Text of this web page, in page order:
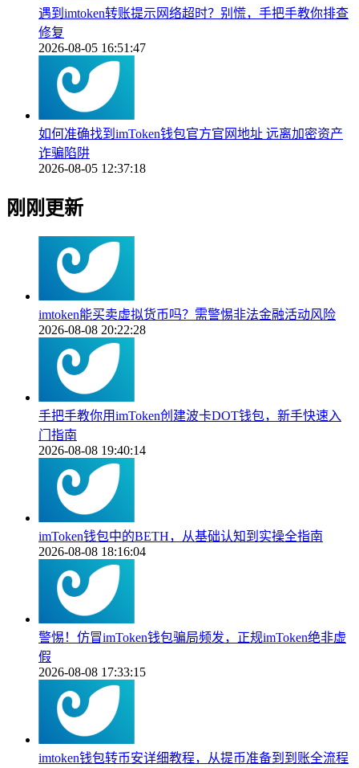
遇到imtoken转账提示网络超时？别慌，手把手教你排查
修复
2026-08-05 16:51:47
如何准确找到imToken钱包官方官网地址 远离加密资产
诈骗陷阱
2026-08-05 12:37:18
刚刚更新
imtoken能买卖虚拟货币吗？需警惕非法金融活动风险
2026-08-08 20:22:28
手把手教你用imToken创建波卡DOT钱包，新手快速入
门指南
2026-08-08 19:40:14
imToken钱包中的BETH，从基础认知到实操全指南
2026-08-08 18:16:04
警惕！仿冒imToken钱包骗局频发，正规imToken绝非虚
假
2026-08-08 17:33:15
imtoken钱包转币安详细教程，从提币准备到到账全流程